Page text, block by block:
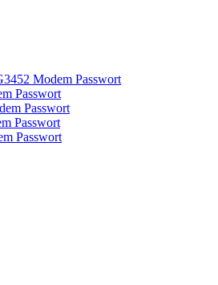
Modem Passwort
Passwort
Passwort
Passwort
Passwort